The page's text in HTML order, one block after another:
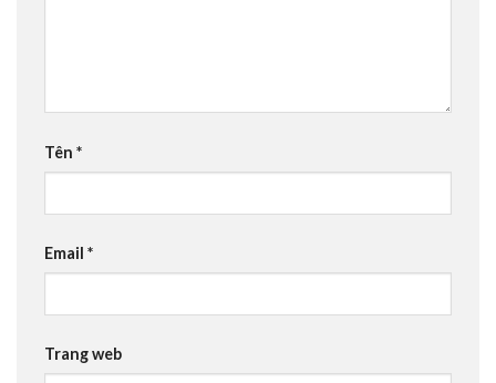
Tên *
Email *
Trang web